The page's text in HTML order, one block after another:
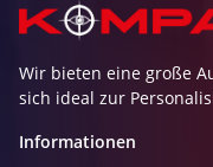
Wir bieten eine große
sich ideal zur
Informationen